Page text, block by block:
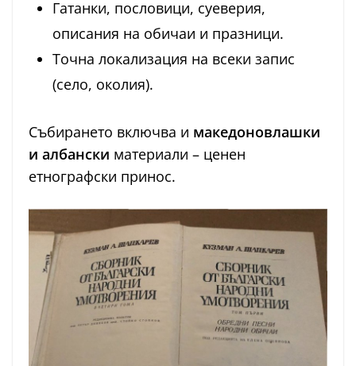
Гатанки, пословици, суеверия,
описания на обичаи и празници.
Точна локализация на всеки запис
(село, околия).
Събирането включва и македоновлашки
и албански материали – ценен
етнографски принос.